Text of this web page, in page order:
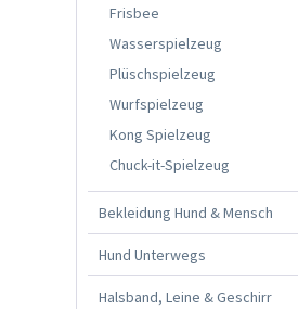
Frisbee
Wasserspielzeug
Plüschspielzeug
Wurfspielzeug
Kong Spielzeug
Chuck-it-Spielzeug
Bekleidung Hund & Mensch
Hund Unterwegs
Halsband, Leine & Geschirr